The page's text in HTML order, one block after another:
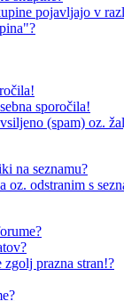
pojavljajo v
sporočila!
(spam) oz.
na seznamu?
oz. odstranim s
prazna stran!?